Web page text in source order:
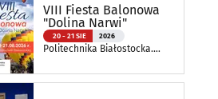
VIII Fiesta Balonowa
"Dolina Narwi"
20 - 21 SIE 2026
Politechnika Białostocka.